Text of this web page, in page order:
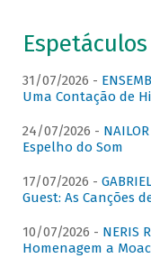
31/07/2026 -
Uma Contação de
24/07/2026 -
Espelho do Som
17/07/2026 -
Guest: As Canções
10/07/2026 - NERIS
Homenagem a